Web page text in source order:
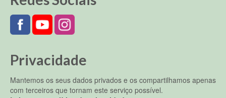
Privacidade
Mantemos os seus dados privados e os compartilhamos apenas
com terceiros que tornam este serviço possível.